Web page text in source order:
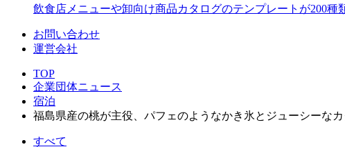
飲食店メニューや卸向け商品カタログのテンプレートが200種
お問い合わせ
運営会社
TOP
企業団体ニュース
宿泊
福島県産の桃が主役、パフェのようなかき氷とジューシーな
すべて